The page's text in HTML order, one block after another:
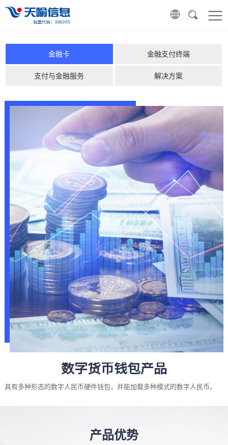
金融卡 金融支付终端
支付与金融服务 解决方案
数字货币钱包产品
具有多种形态的数字人民币硬件钱包，并能加载多种模式的数字人民币。
产品优势